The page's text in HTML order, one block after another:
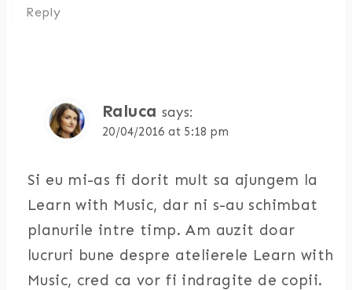
Reply
Raluca says:
20/04/2016 at 5:18 pm
Si eu mi-as fi dorit mult sa ajungem la
Learn with Music, dar ni s-au schimbat
planurile intre timp. Am auzit doar
lucruri bune despre atelierele Learn with
Music, cred ca vor fi indragite de copii.